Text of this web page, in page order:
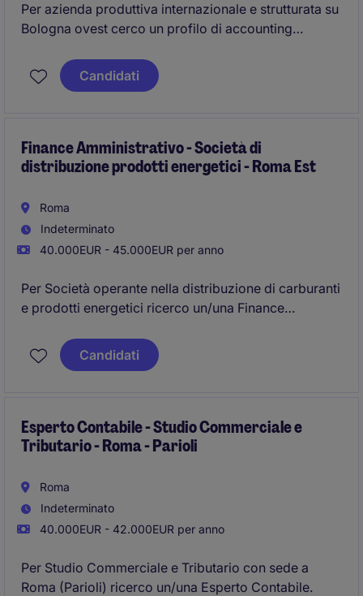
Per azienda produttiva internazionale e strutturata su
Bologna ovest cerco un profilo di accounting
Candidati
Finance Amministrativo - Società di
distribuzione prodotti energetici - Roma Est
Roma
Indeterminato
40.000EUR - 45.000EUR per anno
Per Società operante nella distribuzione di carburanti
e prodotti energetici ricerco un/una Finance
Sede: Roma Est.
Candidati
Esperto Contabile - Studio Commerciale e
Tributario - Roma - Parioli
Roma
Indeterminato
40.000EUR - 42.000EUR per anno
Per Studio Commerciale e Tributario con sede a
Roma (Parioli) ricerco un/una Esperto Contabile.